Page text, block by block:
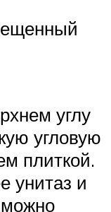
углу
угловую
плиткой.
унитаз и